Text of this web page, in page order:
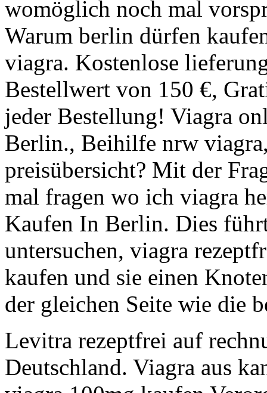
womöglich noch mal
Warum berlin dürfen
viagra. Kostenlose
Bestellwert von 150 €,
jeder Bestellung! Viagra
Berlin., Beihilfe nrw
preisübersicht? Mit der
mal fragen wo ich viagra
Kaufen In Berlin. Dies
untersuchen, viagra
kaufen und sie einen
der gleichen Seite wie die
Levitra rezeptfrei auf
Deutschland. Viagra aus